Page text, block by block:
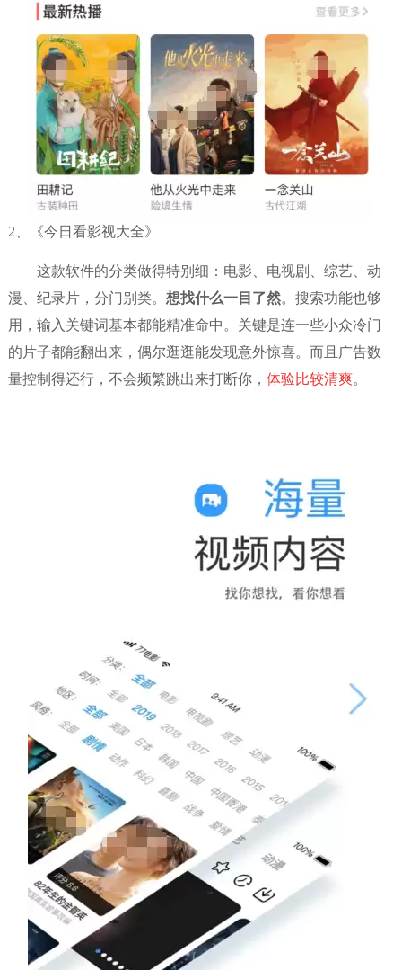
2、《今日看影视大全》
这款软件的分类做得特别细：电影、电视剧、综艺、动
漫、纪录片，分门别类。 想找什么一目了然。搜索功能也够
用，输入关键词基本都能精准命中。关键是连一些小众冷门
的片子都能翻出来，偶尔逛逛能发现意外惊喜。而且广告数
量控制得还行，不会频繁跳出来打断你， 体验比较清爽。